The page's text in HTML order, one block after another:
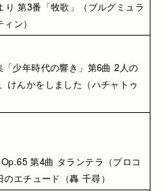
り 第3番「牧歌」（ブルグミュラ
ン）
少年時代の響き」第6曲 2人の
けんかをしました（ハチャトゥ
第4曲 タランテラ（プロコ
エチュード（轟 千尋）